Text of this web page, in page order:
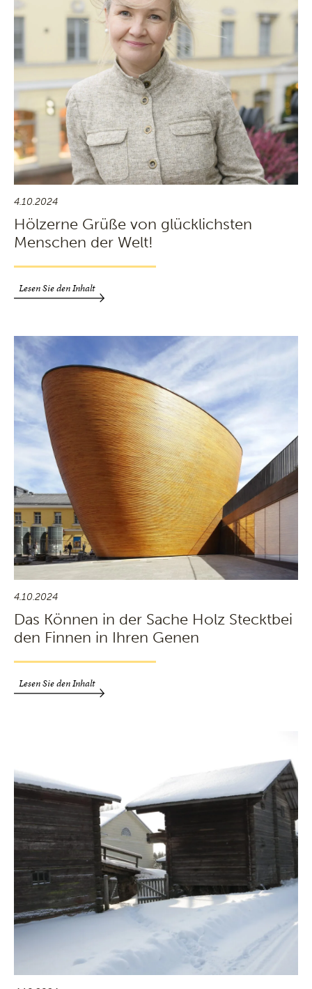
4.10.2024
Hölzerne Grüße von glücklichsten
Menschen der Welt!
Lesen Sie den Inhalt
4.10.2024
Das Können in der Sache Holz Stecktbei
den Finnen in Ihren Genen
Lesen Sie den Inhalt